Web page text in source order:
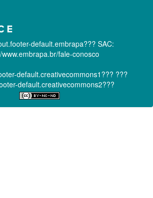
default.embrapa??? SAC:
www.embrapa.br/fale-conosco
default.creativecommons1??? ???
default.creativecommons2???